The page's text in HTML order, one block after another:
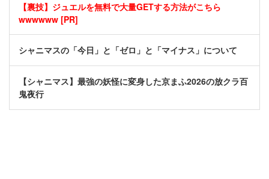
【裏技】ジュエルを無料で大量GETする方法がこちら
wwwwww [PR]
シャニマスの「今日」と「ゼロ」と「マイナス」について
【シャニマス】最強の妖怪に変身した京まふ2026の放クラ百
鬼夜行